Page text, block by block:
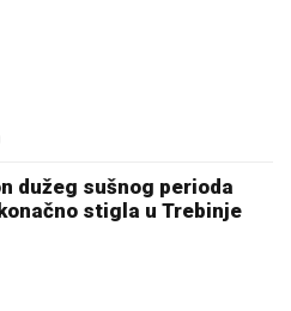
dužeg sušnog perioda
stigla u Trebinje